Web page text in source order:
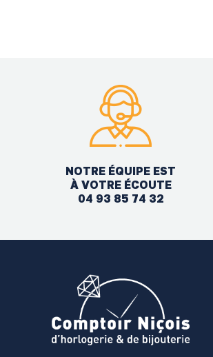
NOTRE ÉQUIPE EST
À VOTRE ÉCOUTE
04 93 85 74 32